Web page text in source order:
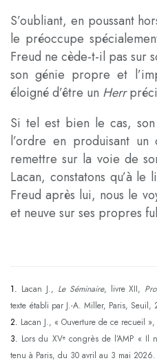
S’oubliant, en poussant
le préoccupe
Freud ne cède-t-il pas sur
son génie propre et
éloigné d’être un Herr
Si tel est bien le cas,
l’ordre en produisant
remettre sur la voie de
Lacan, constatons qu’à le
Freud après lui, nous le
et neuve sur ses propres
1. Lacan J., Le Séminaire, livre XII,
texte établi par J.-A. Miller, Paris,
2. Lacan J., « Ouverture de ce recueil »,
3. Lors du XVecongrès de l’AMP « Il
tenu à Paris, du 30 avril au 3 mai 2026.